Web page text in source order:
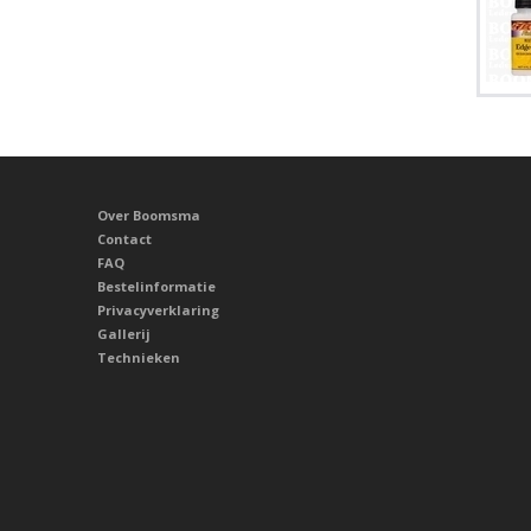
Over Boomsma
Contact
FAQ
Bestelinformatie
Privacyverklaring
Gallerij
Technieken